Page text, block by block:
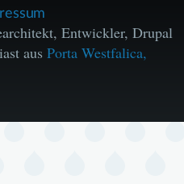
Entwickler, Drupal
aus Porta Westfalica,